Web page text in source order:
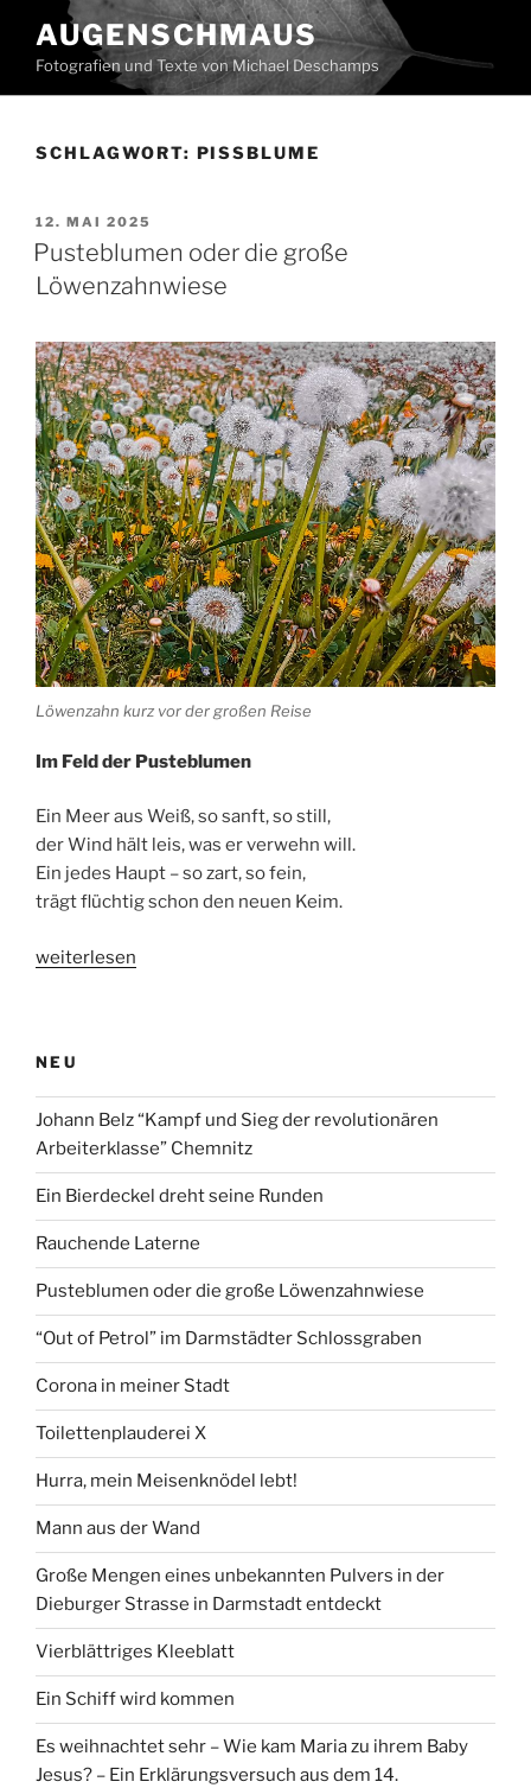
Inhalt
springen
AUGENSCHMAUS
Fotografien und Texte von Michael Deschamps
SCHLAGWORT: PISSBLUME
VERÖFFENTLICHT
AM
12. MAI 2025
Pusteblumen oder die große
Löwenzahnwiese
Löwenzahn kurz vor der großen Reise
Im Feldder Pusteblumen
Ein Meeraus Weiß,sosanft,sostill,
derWind hält leis,was erverwehn will.
Ein jedes Haupt –sozart,sofein,
trägtflüchtigschon den neuen Keim.
„Pusteblumen
Löwenzahnwiese“
weiterlesen
NEU
Johann Belz “Kampf und Sieg der revolutionären
Arbeiterklasse” Chemnitz
Ein Bierdeckel dreht seine Runden
Rauchende Laterne
Pusteblumen oder die große Löwenzahnwiese
“Out of Petrol” im Darmstädter Schlossgraben
Corona in meiner Stadt
Toilettenplauderei X
Hurra, mein Meisenknödel lebt!
Mann aus der Wand
Große Mengen eines unbekannten Pulvers in der
Dieburger Strasse in Darmstadt entdeckt
Vierblättriges Kleeblatt
Ein Schiff wird kommen
Es weihnachtet sehr – Wie kam Maria zu ihrem Baby
Jesus? – Ein Erklärungsversuch aus dem 14.